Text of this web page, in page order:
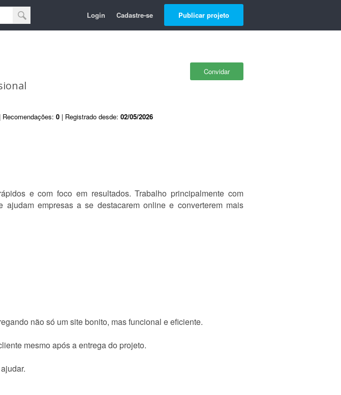
Login Cadastre-se Publicar projeto
Convidar
| Recomendações: 0 | Registrado desde: 02/05/2026
e com foco em resultados. Trabalho principalmente com
empresas a se destacarem online e converterem mais
não só um site bonito, mas funcional e eficiente.
mesmo após a entrega do projeto.